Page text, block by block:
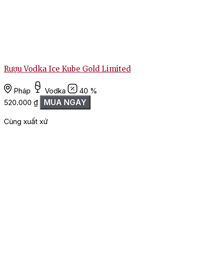
Rượu Vodka Ice Kube Gold Limited
Pháp Vodka
40 %
520.000 ₫ MUA NGAY
Cùng xuất xứ